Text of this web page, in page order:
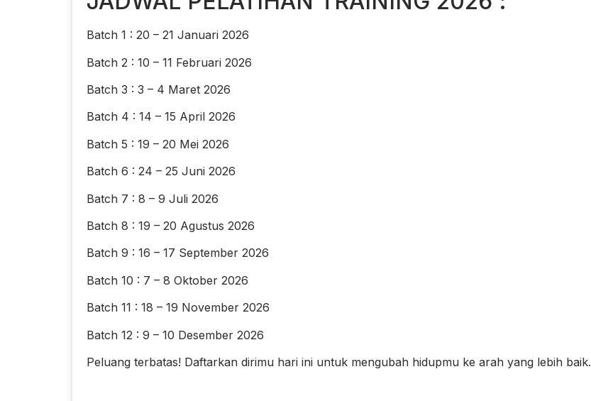
Batch 1 : 20 – 21 Januari 2026
Batch 2 : 10 – 11 Februari 2026
Batch 3 : 3 – 4 Maret 2026
Batch 4 : 14 – 15 April 2026
Batch 5 : 19 – 20 Mei 2026
Batch 6 : 24 – 25 Juni 2026
Batch 7 : 8 – 9 Juli 2026
Batch 8 : 19 – 20 Agustus 2026
Batch 9 : 16 – 17 September 2026
Batch 10 : 7 – 8 Oktober 2026
Batch 11 : 18 – 19 November 2026
Batch 12 : 9 – 10 Desember 2026
Peluang terbatas! Daftarkan dirimu hari ini untuk mengubah hidupmu ke arah yang lebih baik.